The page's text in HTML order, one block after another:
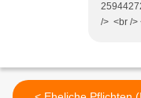
/> <br />